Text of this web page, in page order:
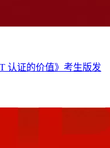
认证的价值》考生版发